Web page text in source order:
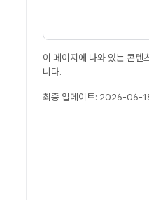
이 페이지에 나와 있는 콘텐
니다.
최종 업데이트: 2026-06-